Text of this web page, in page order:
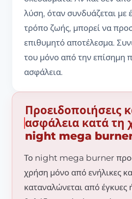
λύση, όταν συνδυάζεται με
τρόπο ζωής, μπορεί να
επιθυμητό αποτέλεσμα.
του μόνο από την επίσημη
ασφάλεια.
Προειδοποιήσεις
ασφάλεια κατά τη
night mega
Το night mega burner
χρήση μόνο από ενήλικες
καταναλώνεται από έγκυες